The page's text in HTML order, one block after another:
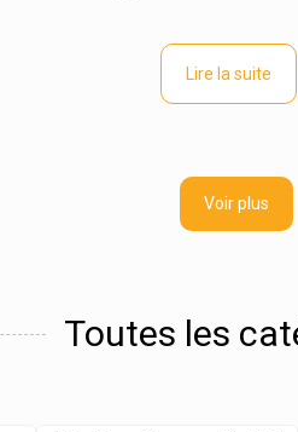
Lire la suite
Voir plus
Toutes les